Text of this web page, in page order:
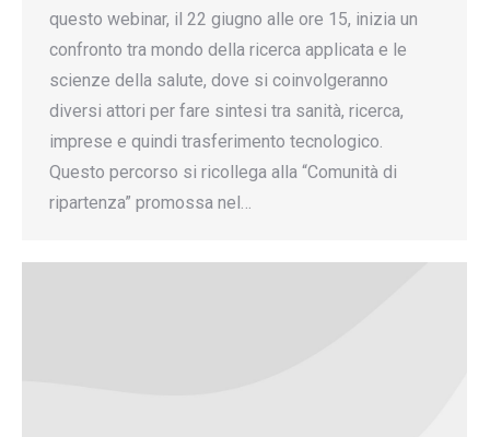
questo webinar, il 22 giugno alle ore 15, inizia un
confronto tra mondo della ricerca applicata e le
scienze della salute, dove si coinvolgeranno
diversi attori per fare sintesi tra sanità, ricerca,
imprese e quindi trasferimento tecnologico.
Questo percorso si ricollega alla “Comunità di
ripartenza” promossa nel…